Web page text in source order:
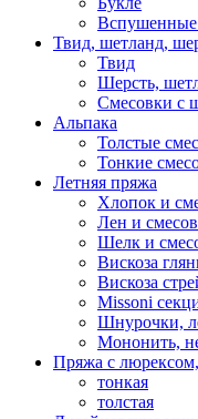
Вспушенные
Твид, шетланд,
Твид
Шерсть,
Смесовки с
Альпака
Толстые
Тонкие
Летняя пряжа
Хлопок и
Лен и
Шелк и
Вискоза
Вискоза
Missoni
Шнурочки,
Мононить,
Пряжа с
тонкая
толстая